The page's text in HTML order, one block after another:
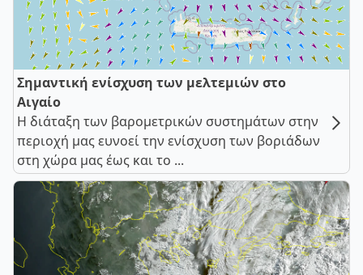
Σημαντική ενίσχυση των μελτεμιών στο
Αιγαίο
Η διάταξη των βαρομετρικών συστημάτων στην
περιοχή μας ευνοεί την ενίσχυση των βοριάδων
στη χώρα μας έως και το ...